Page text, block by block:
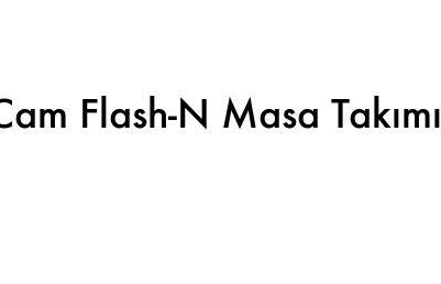
Flash-N Masa Takımı